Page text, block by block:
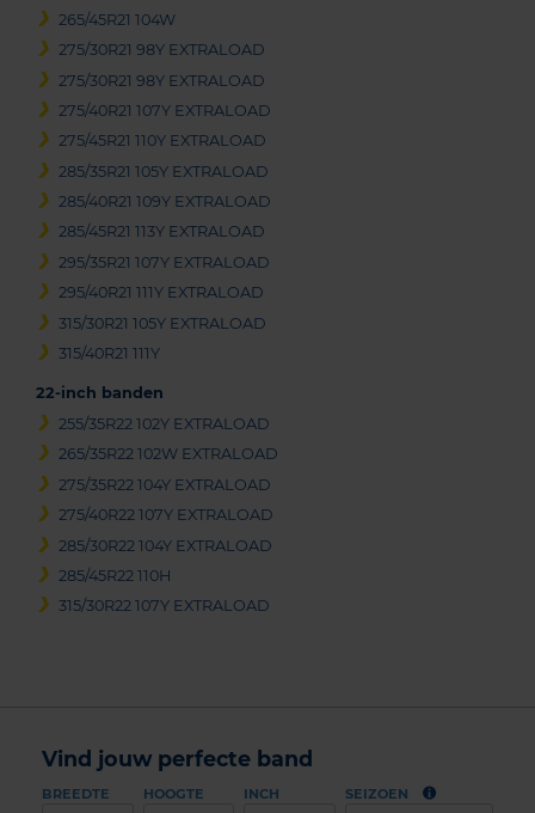
265/45R21 104W
275/30R21 98Y EXTRALOAD
275/30R21 98Y EXTRALOAD
275/40R21 107Y EXTRALOAD
275/45R21 110Y EXTRALOAD
285/35R21 105Y EXTRALOAD
285/40R21 109Y EXTRALOAD
285/45R21 113Y EXTRALOAD
295/35R21 107Y EXTRALOAD
295/40R21 111Y EXTRALOAD
315/30R21 105Y EXTRALOAD
315/40R21 111Y
22-inch banden
255/35R22 102Y EXTRALOAD
265/35R22 102W EXTRALOAD
275/35R22 104Y EXTRALOAD
275/40R22 107Y EXTRALOAD
285/30R22 104Y EXTRALOAD
285/45R22 110H
315/30R22 107Y EXTRALOAD
Vind jouw perfecte band
BREEDTE HOOGTE INCH SEIZOEN